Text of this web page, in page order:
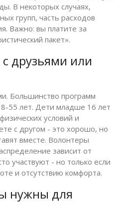
В некоторых случаях,
групп, часть расходов
Важно: вы платите за
пакет».
друзьями или
Большинство программ
55 лет. Дети младше 16 лет
условий и
с другом - это хорошо, но
вместе. Волонтеры
зависит от
участвуют - но только если
и отсутствию комфорта.
нужны для